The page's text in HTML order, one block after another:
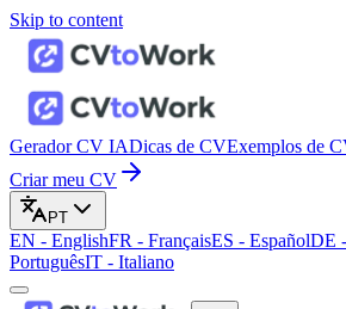
Skip to content
Gerador CV IADicas de CVExemplos de
Criar meu CV
PT
EN - EnglishFR - FrançaisES - EspañolDE -
PortuguêsIT - Italiano